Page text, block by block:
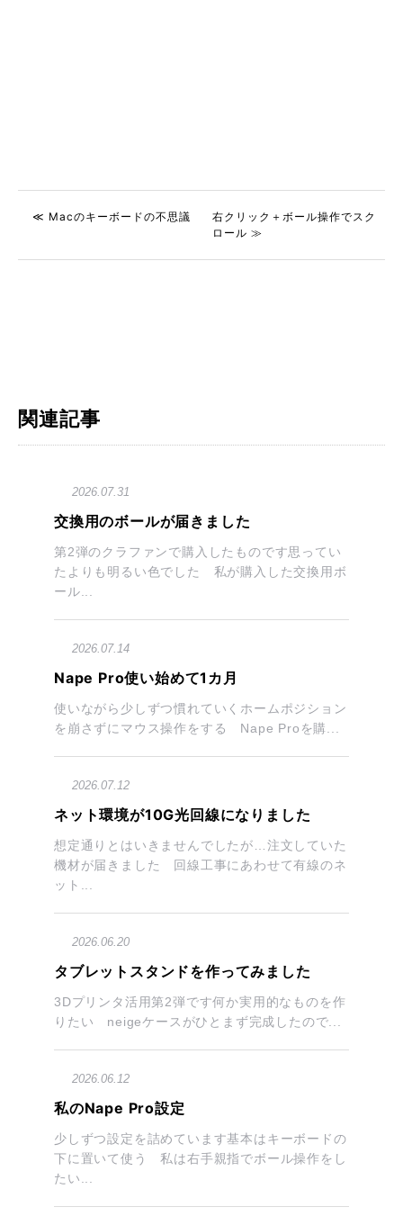
≪ Macのキーボードの不思議
右クリック＋ボール操作でスク
ロール ≫
関連記事
2026.07.31
交換用のボールが届きました
第2弾のクラファンで購入したものです思ってい
たよりも明るい色でした 私が購入した交換用ボ
ール...
2026.07.14
Nape Pro使い始めて1カ月
使いながら少しずつ慣れていくホームポジション
を崩さずにマウス操作をする Nape Proを購...
2026.07.12
ネット環境が10G光回線になりました
想定通りとはいきませんでしたが…注文していた
機材が届きました 回線工事にあわせて有線のネ
ット...
2026.06.20
タブレットスタンドを作ってみました
3Dプリンタ活用第2弾です何か実用的なものを作
りたい neigeケースがひとまず完成したので...
2026.06.12
私のNape Pro設定
少しずつ設定を詰めています基本はキーボードの
下に置いて使う 私は右手親指でボール操作をし
たい...